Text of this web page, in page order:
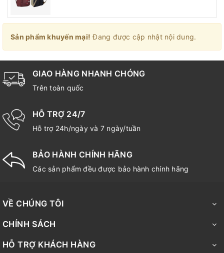
Sản phẩm khuyến mại! Đang được cập nhật nội dung.
GIAO HÀNG NHANH CHÓNG
Trên toàn quốc
HỖ TRỢ 24/7
Hỗ trợ 24h/ngày và 7 ngày/tuần
BẢO HÀNH CHÍNH HÃNG
Các sản phẩm đều được bảo hành chính hãng
VỀ CHÚNG TÔI
CHÍNH SÁCH
HỖ TRỢ KHÁCH HÀNG